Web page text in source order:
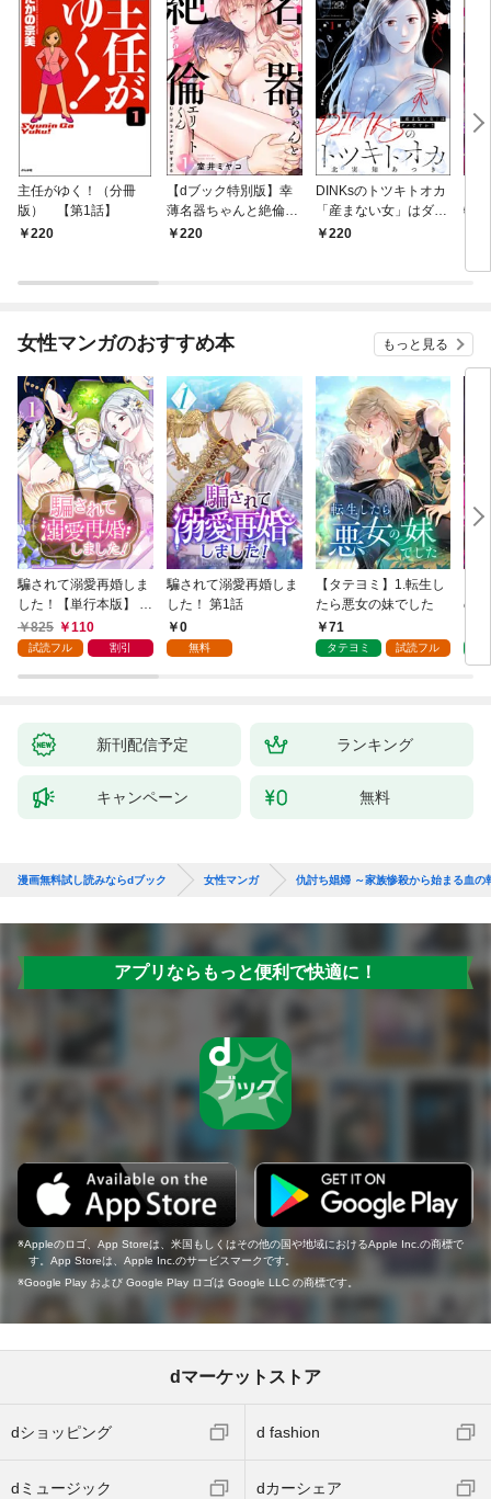
主任がゆく！（分冊
版） 【第1話】
220
【dブック特別版】幸
薄名器ちゃんと絶倫エ
リートくん むさぼりエ
220
DINKsのトツキトオカ
「産まない女」はダメ
ですか？（分冊版）
220
物
話】
女性マンガのおすすめ本 もっと見る
騙されて溺愛再婚しま
した！【単行本版】 1
巻825 110
試読フル 割引
騙されて溺愛再婚しま
した！ 第1話
0
無料
【タテヨミ】1.転生し
たら悪女の妹でした
71
タテヨミ 試読フル
の
新刊配信予定 ランキング
キャンペーン 無料
漫画無料試し読みならdブック 女性マンガ 仇討ち娼婦 ～家族惨殺から始まる血の
アプリならもっと便利で快適に！
Appleのロゴ、App Storeは、米国もしくはその他の国や地域におけるApple Inc.の商標で
す。App Storeは、Apple Inc.のサービスマークです。
Google Play および Google Play ロゴは Google LLC の商標です。
dマーケットストア
dショッピング d fashion
dミュージック dカーシェア